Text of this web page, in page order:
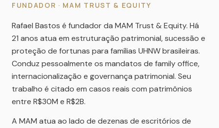
FUNDADOR · MAM TRUST & EQUITY
Rafael Bastos é fundador da MAM Trust & Equity. Há
21 anos atua em estruturação patrimonial, sucessão e
proteção de fortunas para famílias UHNW brasileiras.
Conduz pessoalmente os mandatos de family office,
internacionalização e governança patrimonial. Seu
trabalho é citado em casos reais com patrimônios
entre R$30M e R$2B.
A MAM atua ao lado de dezenas de escritórios de